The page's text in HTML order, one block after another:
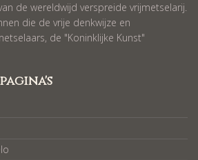
de wereldwijd verspreide vrijmetselarij.
die de vrije denkwijze en
de "Koninklijke Kunst"